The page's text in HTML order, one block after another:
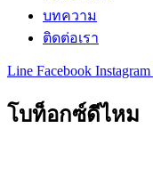
บทความ
ติดต่อเรา
Line Facebook Instagram
โบท็อกซ์ดีไหม